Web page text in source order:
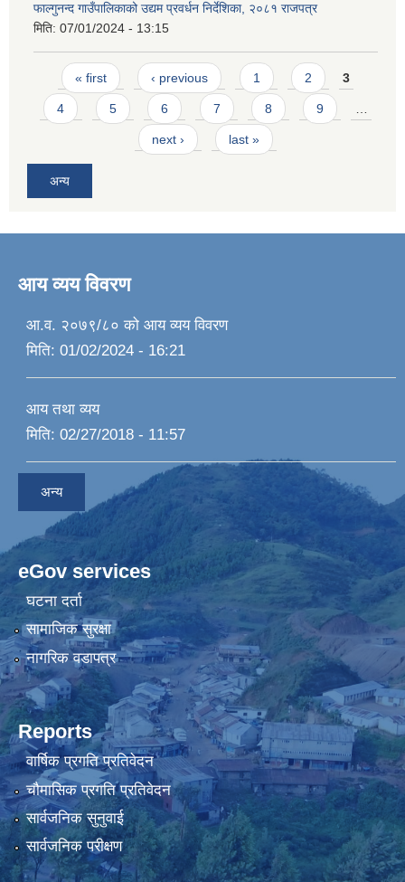
फाल्गुनन्द गाउँपालिकाको उद्यम प्रवर्धन निर्देशिका, २०८१ राजपत्र
मिति: 07/01/2024 - 13:15
Pages
« first ‹ previous 1 2 3
4 5 6 7 8 9
next › last »
अन्य
आय व्यय विवरण
आ.व. २०७९/८० को आय व्यय विवरण
मिति: 01/02/2024 - 16:21
आय तथा व्यय
मिति: 02/27/2018 - 11:57
अन्य
eGov services
घटना दर्ता
सामाजिक सुरक्षा
नागरिक वडापत्र
Reports
वार्षिक प्रगति प्रतिवेदन
चौमासिक प्रगति प्रतिवेदन
सार्वजनिक सुनुवाई
सार्वजनिक परीक्षण